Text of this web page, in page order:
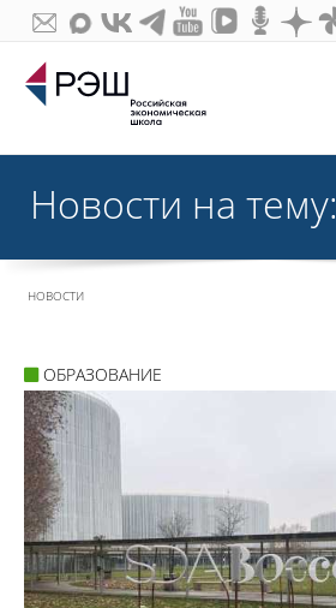
Новости на тему:
НОВОСТИ
ОБРАЗОВАНИЕ